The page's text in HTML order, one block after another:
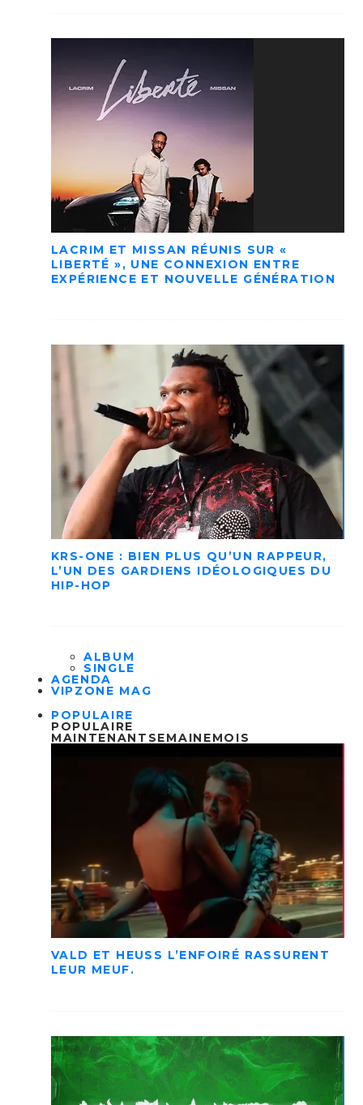
LACRIM ET MISSAN RÉUNIS SUR «
LIBERTÉ », UNE CONNEXION ENTRE
EXPÉRIENCE ET NOUVELLE GÉNÉRATION
KRS-ONE : BIEN PLUS QU’UN RAPPEUR,
L’UN DES GARDIENS IDÉOLOGIQUES DU
HIP-HOP
ALBUM
SINGLE
AGENDA
VIPZONE MAG
POPULAIRE
POPULAIRE
MAINTENANT SEMAINEMOIS
VALD ET HEUSS L’ENFOIRÉ RASSURENT
LEUR MEUF.